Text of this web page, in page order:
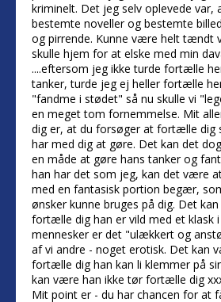
kriminelt. Det jeg selv oplevede var,
bestemte noveller og bestemte
og pirrende. Kunne være helt tændt
skulle hjem for at elske med min
....eftersom jeg ikke turde fortælle
tanker, turde jeg ej heller fortælle
"fandme i stødet" så nu skulle vi
en meget tom fornemmelse. Mit
dig er, at du forsøger at fortælle dig
har med dig at gøre. Det kan det
en måde at gøre hans tanker og
han har det som jeg, kan det være
med en fantasisk portion begær,
ønsker kunne bruges på dig. Det
fortælle dig han er vild med et klask
mennesker er det "ulækkert og
af vi andre - noget erotisk. Det kan
fortælle dig han kan li klemmer på
kan være han ikke tør fortælle dig
Mit point er - du har chancen for at